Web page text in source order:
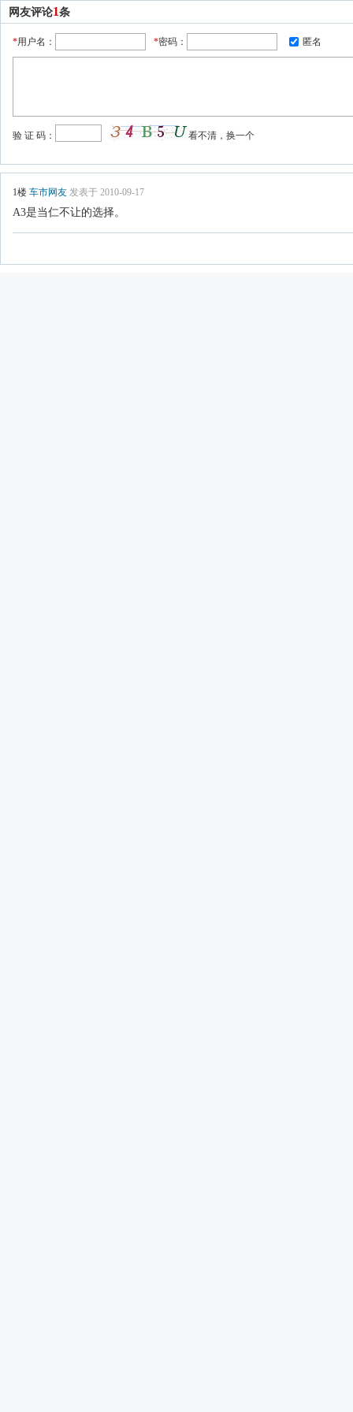
网友评论1条
*用户名： *密码： 匿名
验 证 码： 看不清，换一个
1楼 车市网友 发表于 2010-09-17
A3是当仁不让的选择。